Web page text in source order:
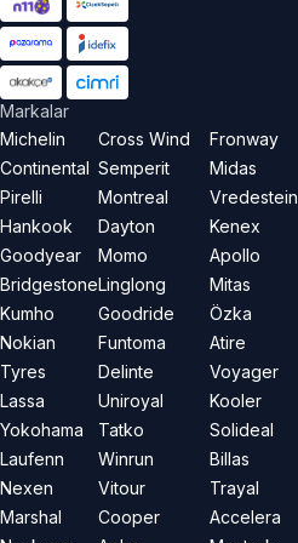
Markalar
Michelin
Continental
Pirelli
Hankook
Goodyear
Bridgestone
Kumho
Nokian
Tyres
Lassa
Yokohama
Laufenn
Nexen
Marshal
Cross Wind
Semperit
Montreal
Dayton
Momo
Linglong
Goodride
Funtoma
Delinte
Uniroyal
Tatko
Winrun
Vitour
Cooper
Fronway
Midas
Vredestein
Kenex
Apollo
Mitas
Özka
Atire
Voyager
Kooler
Solideal
Billas
Trayal
Accelera